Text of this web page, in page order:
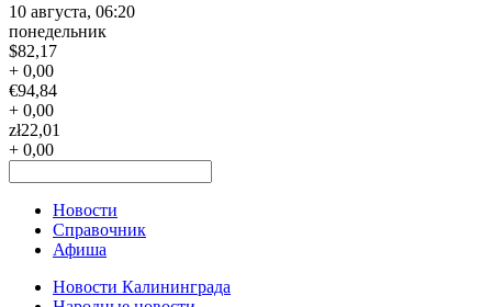
10 августа, 06:20
понедельник
$82,17
+ 0,00
€94,84
+ 0,00
zł22,01
+ 0,00
Новости
Справочник
Афиша
Новости Калининграда